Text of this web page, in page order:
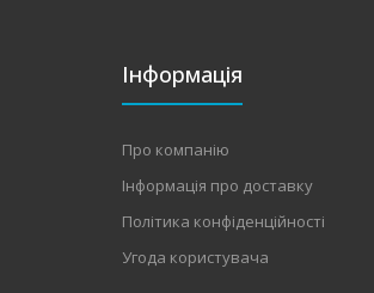
Інформація
Про компанію
Інформація про доставку
Політика конфіденційності
Угода користувача